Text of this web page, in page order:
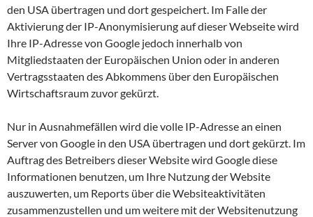
den USA übertragen und dort gespeichert. Im Falle der
Aktivierung der IP-Anonymisierung auf dieser Webseite wird
Ihre IP-Adresse von Google jedoch innerhalb von
Mitgliedstaaten der Europäischen Union oder in anderen
Vertragsstaaten des Abkommens über den Europäischen
Wirtschaftsraum zuvor gekürzt.
Nur in Ausnahmefällen wird die volle IP-Adresse an einen
Server von Google in den USA übertragen und dort gekürzt. Im
Auftrag des Betreibers dieser Website wird Google diese
Informationen benutzen, um Ihre Nutzung der Website
auszuwerten, um Reports über die Websiteaktivitäten
zusammenzustellen und um weitere mit der Websitenutzung